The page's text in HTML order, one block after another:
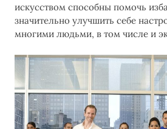
искусством способны помочь
значительно улучшить себе
многими людьми, в том числе и